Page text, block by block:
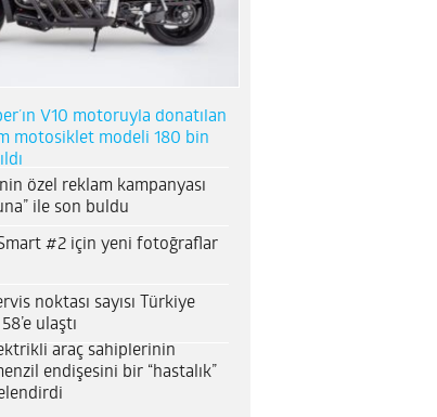
V10 motoruyla donatılan
motosiklet modeli 180 bin
özel reklam kampanyası
ile son buldu
#2 için yeni fotoğraflar
noktası sayısı Türkiye
ulaştı
araç sahiplerinin
endişesini bir “hastalık”